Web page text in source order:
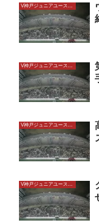
V神戸ジュニアユースU15
V神戸ジュニアユースU15